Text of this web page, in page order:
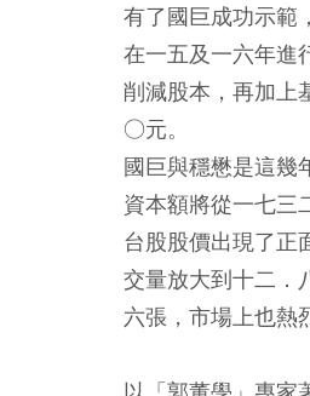
有了國巨成功示範
在一五及一六年進
削減股本，再加上
○元。
國巨與穩懋是這幾
資本額將從一七三
台股股價出現了正
交量放大到十二．
六張，市場上也熱